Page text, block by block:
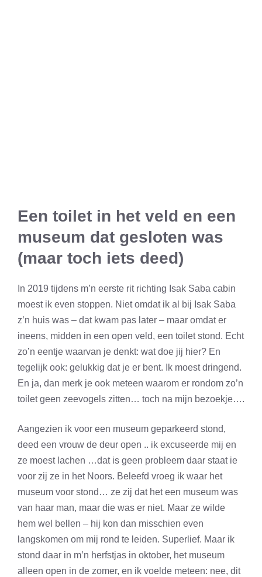
Een toilet in het veld en een
museum dat gesloten was
(maar toch iets deed)
In 2019 tijdens m’n eerste rit richting Isak Saba cabin
moest ik even stoppen. Niet omdat ik al bij Isak Saba
z’n huis was – dat kwam pas later – maar omdat er
ineens, midden in een open veld, een toilet stond. Echt
zo’n eentje waarvan je denkt: wat doe jij hier? En
tegelijk ook: gelukkig dat je er bent. Ik moest dringend.
En ja, dan merk je ook meteen waarom er rondom zo’n
toilet geen zeevogels zitten… toch na mijn bezoekje….
Aangezien ik voor een museum geparkeerd stond,
deed een vrouw de deur open .. ik excuseerde mij en
ze moest lachen …dat is geen probleem daar staat ie
voor zij ze in het Noors. Beleefd vroeg ik waar het
museum voor stond… ze zij dat het een museum was
van haar man, maar die was er niet. Maar ze wilde
hem wel bellen – hij kon dan misschien even
langskomen om mij rond te leiden. Superlief. Maar ik
stond daar in m’n herfstjas in oktober, het museum
alleen open in de zomer, en ik voelde meteen: nee, dit